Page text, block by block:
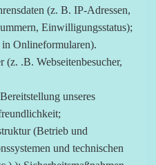
(z. B. IP-Adressen,
Einwilligungsstatus);
Onlineformularen).
(z. .B. Webseitenbesucher,
Bereitstellung unseres
(Betrieb und
und technischen